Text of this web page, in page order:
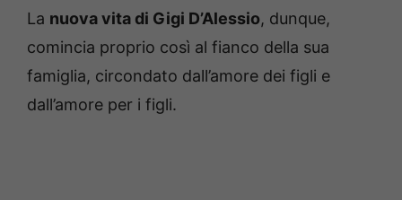
La nuova vita di Gigi D’Alessio, dunque,
comincia proprio così al fianco della sua
famiglia, circondato dall’amore dei figli e
dall’amore per i figli.